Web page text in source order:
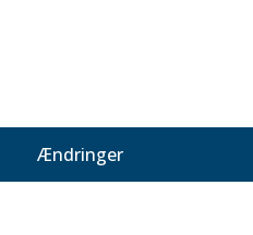
Ændringer